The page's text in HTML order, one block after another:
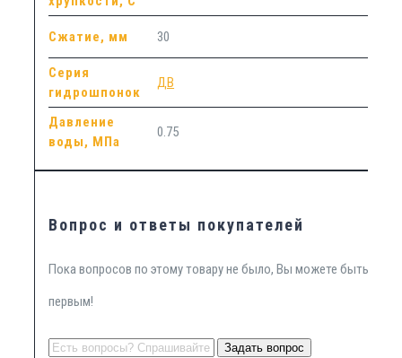
Сжатие, мм 30
Серия
гидрошпонок
ДВ
Давление
воды, МПа
0.75
Вопрос и ответы покупателей
Пока вопросов по этому товару не было, Вы можете быть
первым!